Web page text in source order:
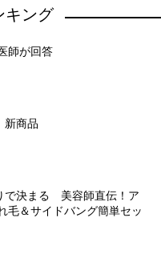
キング
師が回答
新商品
で決まる 美容師直伝！ア
毛＆サイドバング簡単セッ